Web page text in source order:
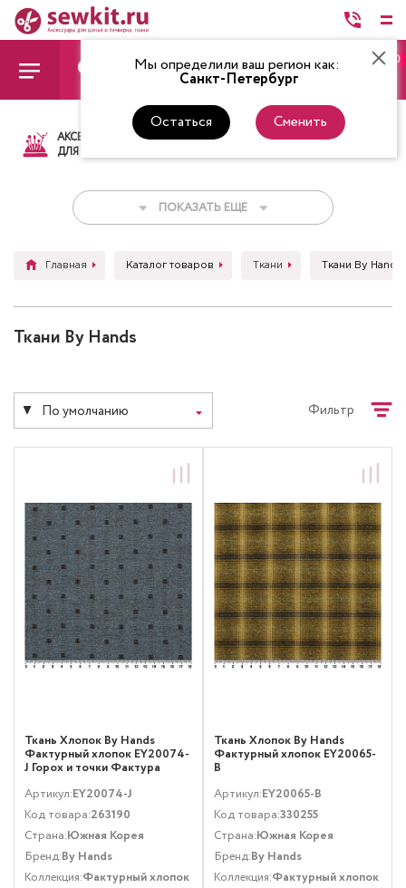
Мы определили ваш регион как:
Санкт-Петербург
Остаться Сменить
0
АКСЕССУАРЫ
ДЛЯ ШИТЬЯ
ТКАНИ НИТКИ
ПОКАЗАТЬ ЕЩЕ
Главная Каталог товаров Ткани Ткани By Hands
Ткани By Hands
По умолчанию Фильтр
Ткань Хлопок By Hands
Фактурный хлопок EY20074-
J Горох и точки Фактура
Артикул:EY20074-J
Код товара:263190
Страна:Южная Корея
Бренд:By Hands
Коллекция:Фактурный хлопок
Ткань Хлопок By Hands
Фактурный хлопок EY20065-
B
Артикул:EY20065-B
Код товара:330255
Страна:Южная Корея
Бренд:By Hands
Коллекция:Фактурный хлопок